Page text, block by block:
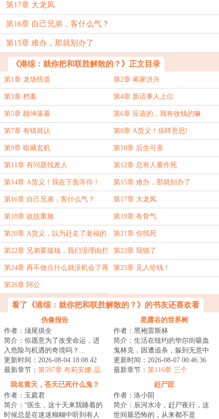
第17章 大龙凤
第16章 自己兄弟，客什么气？
第15章 难办，那就别办了
《港综：就你把和联胜解散的？》正文目录
第1章 龙场悟道 第2章 蒋家洪兴
第3章 档案 第4章 新话事人上位
第5章 靓坤落幕 第6章 应该的，我有收钱的嘛
第7章 有错就认 第8章 A货义！你咩意思!
第9章 暗藏玄机 第10章 后生可畏
第11章 有问题找差人 第12章 总有人要作死
第14章 A货义！我在下面等你！ 第15章 难办，那就别办了
第16章 自己兄弟，客什么气？ 第17章 大龙凤
第18章 故技重施 第19章 有骨气
第20章 A货义，以为赶走了老福的
人就很巴闭吗？
第21章 你找死
第22章 兄弟要搵钱，我们没理由拦
着
第23章 我错了
第24章 再不做点什么就没机会了再
不做点什么就没机会了再不做点什么
就没
第25章 见人给钱！
第26章 阿公
看了《港综：就你把和联胜解散的？》的书友还喜欢看
伪像报告
作者：须尾俱全
简介：你愿意为了改变命运，进
入危险与机遇的奇境吗？...
更新时间：2026-08-04 18:08:42
最新章节： 第597章 布莉安娜·品
名：布莉安娜·韦
星露谷的世界树
作者：黑袍雷斯林
简介：生活在纽约的华尔街吸血
鬼林克，因遭追杀，躲到无意中
继承的一座乡下农场内。他在这
里更换身份，换...
更新时间：2026-08-07 00:46:36
最新章节： 第116章 三个
我名黄天，苍天已死什么鬼？
作者：玉庭君
简介：“医生，这十天来我睡着的
时候总是在迷迷糊糊中听到有人
赶尸匠
作者：洛小阳
简介：辰河水冷，赶尸夜行，这
世间最恐怖的，从来都不是